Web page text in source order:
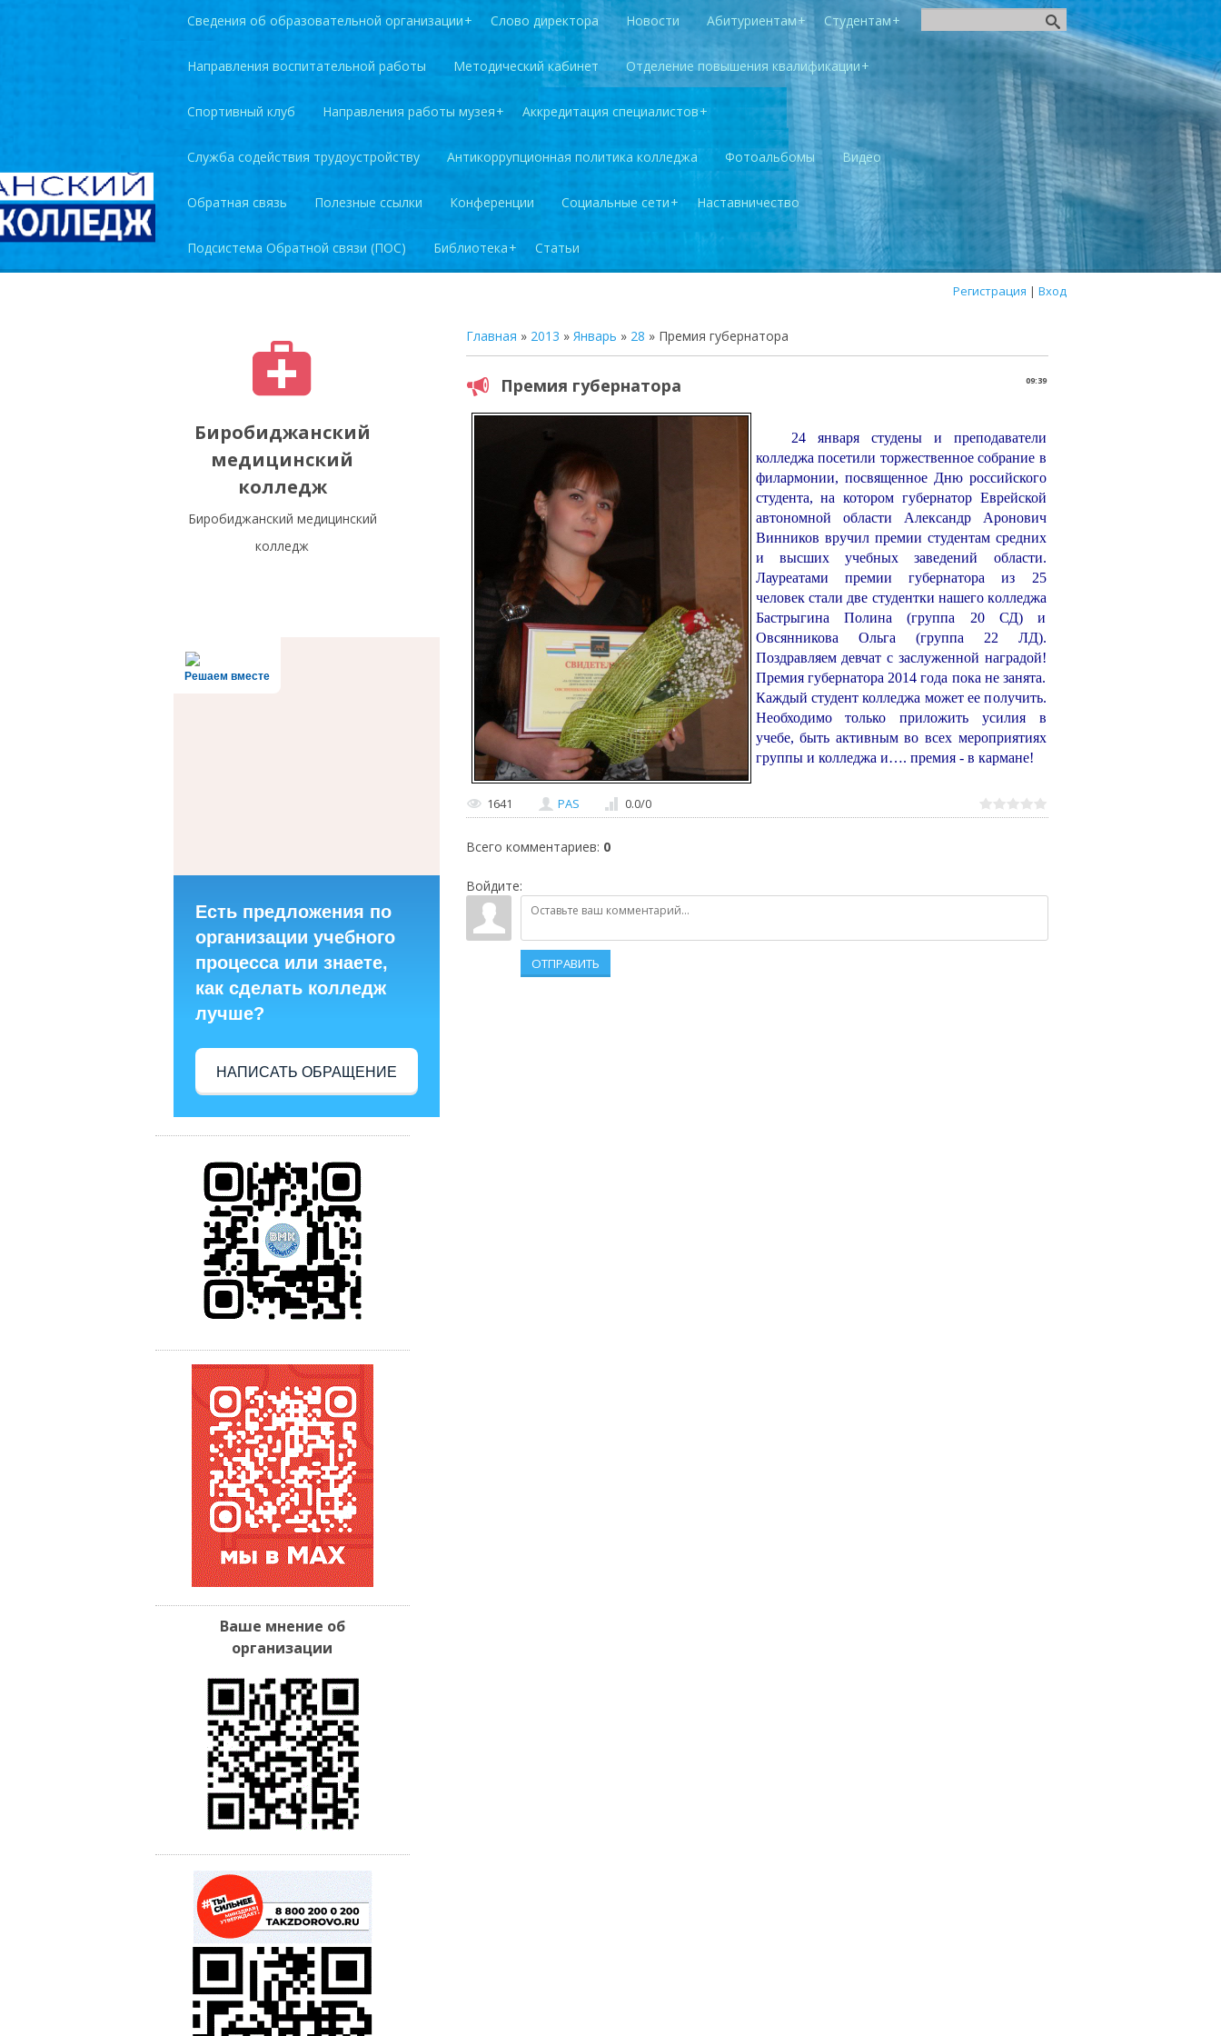
Сведения об образовательной организации Слово директора Новости Абитуриентам Студентам
Направления воспитательной работы Методический кабинет Отделение повышения квалификации
Спортивный клуб Направления работы музея Аккредитация специалистов
Служба содействия трудоустройству Антикоррупционная политика колледжа Фотоальбомы Видео
Обратная связь Полезные ссылки Конференции Социальные сети Наставничество
Подсистема Обратной связи (ПОС) Библиотека Статьи
Регистрация | Вход
Биробиджанский
медицинский
колледж
Биробиджанский медицинский
колледж
Главная » 2013 » Январь » 28 » Премия губернатора
09:39
Премия губернатора
24 января студены и преподаватели
колледжа посетили торжественное собрание в
филармонии, посвященное Дню российского
студента, на котором губернатор Еврейской
автономной области Александр Аронович
Винников вручил премии студентам средних
и высших учебных заведений области.
Лауреатами премии губернатора из 25
человек стали две студентки нашего колледжа
Бастрыгина Полина (группа 20 СД) и
Овсянникова Ольга (группа 22 ЛД).
Поздравляем девчат с заслуженной наградой!
Премия губернатора 2014 года пока не занята.
Каждый студент колледжа может ее получить.
Необходимо только приложить усилия в
учебе, быть активным во всех мероприятиях
группы и колледжа и…. премия - в кармане!
1641 PAS 0.0/0
Всего комментариев: 0
Войдите:
ОТПРАВИТЬ
Решаем вместе
Есть предложения по
организации учебного
процесса или знаете,
как сделать колледж
лучше?
НАПИСАТЬ ОБРАЩЕНИЕ
Ваше мнение об
организации